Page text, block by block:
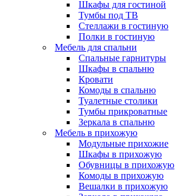
Шкафы для гостиной
Тумбы под ТВ
Стеллажи в гостиную
Полки в гостиную
Мебель для спальни
Спальные гарнитуры
Шкафы в спальню
Кровати
Комоды в спальню
Туалетные столики
Тумбы прикроватные
Зеркала в спальню
Мебель в прихожую
Модульные прихожие
Шкафы в прихожую
Обувницы в прихожую
Комоды в прихожую
Вешалки в прихожую